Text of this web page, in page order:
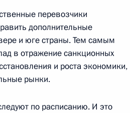
перевозчики
дополнительные
и юге страны. Тем самым
в отражение санкционных
и роста экономики,
рынки.
по расписанию. И это